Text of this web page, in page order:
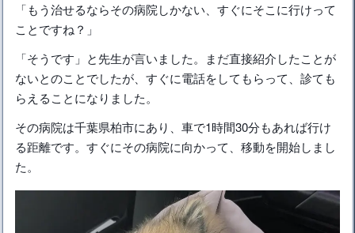
「もう治せるならその病院しかない、すぐにそこに行けって
ことですね？」
「そうです」と先生が言いました。まだ直接紹介したことが
ないとのことでしたが、すぐに電話をしてもらって、診ても
らえることになりました。
その病院は千葉県柏市にあり、車で1時間30分もあれば行け
る距離です。すぐにその病院に向かって、移動を開始しまし
た。